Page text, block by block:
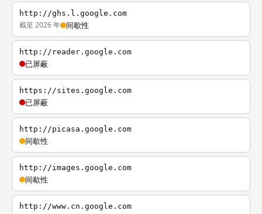
http://ghs.l.google.com
截至 2026 年 间歇性
http://reader.google.com
已屏蔽
https://sites.google.com
已屏蔽
http://picasa.google.com
间歇性
http://images.google.com
间歇性
http://www.cn.google.com